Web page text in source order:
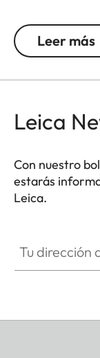
hecha de
alta calidad.
Leer más
Leica
Con nuestro
estarás
Leica.